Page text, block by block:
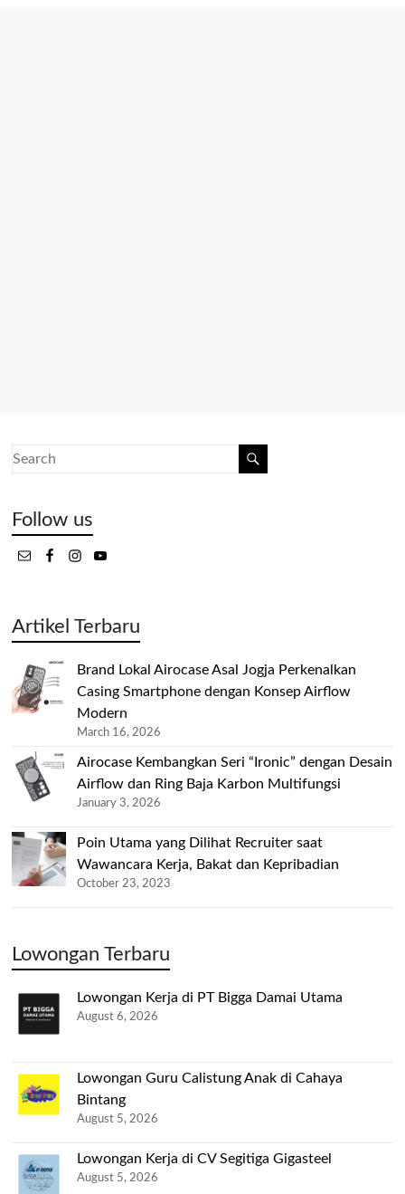
Follow us
Artikel Terbaru
Brand Lokal Airocase Asal Jogja Perkenalkan
Casing Smartphone dengan Konsep Airflow
Modern
March 16, 2026
Airocase Kembangkan Seri “Ironic” dengan Desain
Airflow dan Ring Baja Karbon Multifungsi
January 3, 2026
Poin Utama yang Dilihat Recruiter saat
Wawancara Kerja, Bakat dan Kepribadian
October 23, 2023
Lowongan Terbaru
Lowongan Kerja di PT Bigga Damai Utama
August 6, 2026
Lowongan Guru Calistung Anak di Cahaya
Bintang
August 5, 2026
Lowongan Kerja di CV Segitiga Gigasteel
August 5, 2026